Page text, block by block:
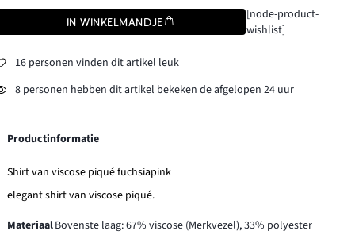
IN WINKELMANDJE
[node-product-
wishlist]
16 personen vinden dit artikel leuk
8 personen hebben dit artikel bekeken de afgelopen 24 uur
Productinformatie
Shirt van viscose piqué fuchsiapink
elegant shirt van viscose piqué.
MateriaalBovenste laag: 67% viscose (Merkvezel), 33% polyester